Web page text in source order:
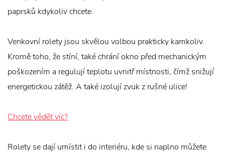
paprsků kdykoliv chcete.
Venkovní rolety jsou skvělou volbou prakticky kamkoliv.
Kromě toho, že stíní, také chrání okno před mechanickým
poškozením a regulují teplotu uvnitř místnosti, čímž snižují
energetickou zátěž. A také izolují zvuk z rušné ulice!
Chcete vědět víc?
Rolety se dají umístit i do interiéru, kde si naplno můžete